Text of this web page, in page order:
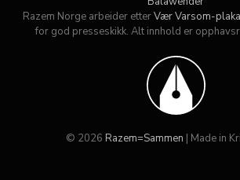
Razem Norge arbeider etterVær Varsom-
for god presseskikk. Alt innhold er
© 2026 Razem=Sammen | Made in